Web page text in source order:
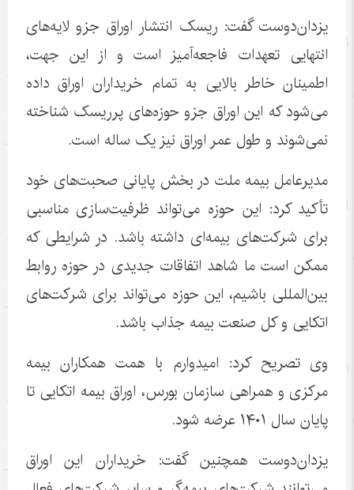
یزدان‌دوست گفت: ریسک انتشار اوراق جزو لایه‌های
انتهایی تعهدات فاجعه‌آمیز است و از این جهت،
اطمینان خاطر بالایی به تمام خریداران اوراق داده
می‌شود که این اوراق جزو حوزه‌های پرریسک شناخته
نمی‌شوند و طول عمر اوراق نیز یک ساله است.
مدیرعامل بیمه ملت در بخش پایانی صحبت‌های خود
تأکید کرد: این حوزه می‌تواند ظرفیت‌سازی مناسبی
برای شرکت‌های بیمه‌ای داشته باشد. در شرایطی که
ممکن است ما شاهد اتفاقات جدیدی در حوزه روابط
بین‌المللی باشیم، این حوزه می‌تواند برای شرکت‌های
اتکایی و کل صنعت بیمه جذاب باشد.
وی تصریح کرد: امیدوارم با همت همکاران بیمه
مرکزی و همراهی سازمان بورس، اوراق بیمه اتکایی تا
پایان سال ۱۴۰۱ عرضه شود.
یزدان‌دوست همچنین گفت: خریداران این اوراق